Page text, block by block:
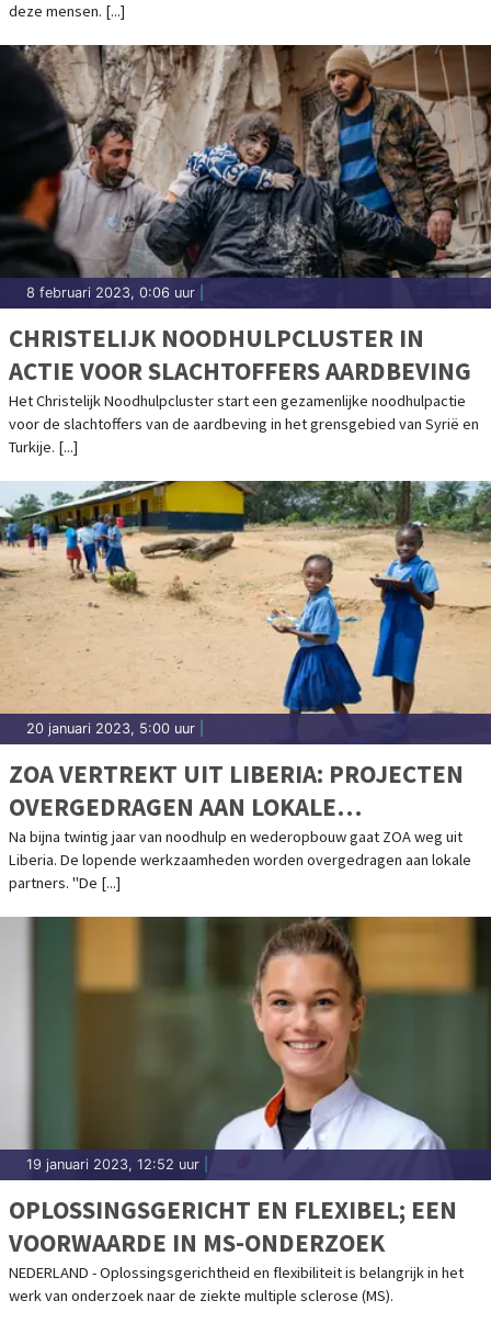
deze mensen. [...]
8 februari 2023, 0:06 uur
CHRISTELIJK NOODHULPCLUSTER IN
ACTIE VOOR SLACHTOFFERS AARDBEVING
Het Christelijk Noodhulpcluster start een gezamenlijke noodhulpactie
voor de slachtoffers van de aardbeving in het grensgebied van Syrië en
Turkije. [...]
20 januari 2023, 5:00 uur
ZOA VERTREKT UIT LIBERIA: PROJECTEN
OVERGEDRAGEN AAN LOKALE
ORGANISATIES
Na bijna twintig jaar van noodhulp en wederopbouw gaat ZOA weg uit
Liberia. De lopende werkzaamheden worden overgedragen aan lokale
partners. "De [...]
19 januari 2023, 12:52 uur
OPLOSSINGSGERICHT EN FLEXIBEL; EEN
VOORWAARDE IN MS-ONDERZOEK
NEDERLAND - Oplossingsgerichtheid en flexibiliteit is belangrijk in het
werk van onderzoek naar de ziekte multiple sclerose (MS).